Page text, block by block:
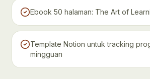
Ebook 50 halaman: The Art of
Template Notion untuk tracking
mingguan